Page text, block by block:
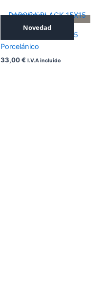
Novedad
DAROCA BLACK 15X15
Porcelánico
33,00€ I.V.A incluido